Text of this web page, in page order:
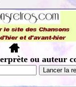
ou auteur